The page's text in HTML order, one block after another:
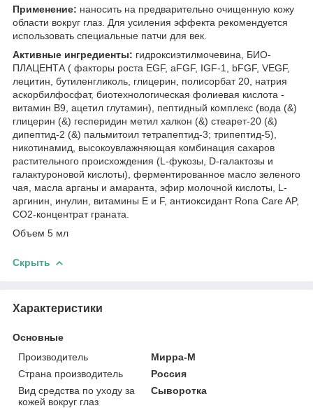
Применение: наносить на предварительно очищенную кожу
области вокруг глаз. Для усиления эффекта рекомендуется
использовать специальные патчи для век.
Активные ингредиенты: гидроксиэтилмочевина, БИО-
ПЛАЦЕНТА ( факторы роста EGF, aFGF, IGF-1, bFGF, VEGF,
лецитин, бутиленгликоль, глицерин, полисорбат 20, натрия
аскорбилфосфат, биотехнологическая фолиевая кислота -
витамин В9, ацетил глутамин), пептидный комплекс (вода (&)
глицерин (&) гесперидин метил халкон (&) стеарет-20 (&)
дипептид-2 (&) пальмитоил тетрапептид-3; трипептид-5),
никотинамид, высокоувлажняющая комбинация сахаров
растительного происхождения (L-фукозы, D-галактозы и
галактуроновой кислоты), ферментированное масло зеленого
чая, масла арганы и амаранта, эфир молочной кислоты, L-
аргинин, инулин, витамины Е и F, антиоксидант Rona Care AP,
СО2-концентрат граната.
Объем 5 мл
Скрыть
Характеристики
Основные
Производитель
Мирра-М
Страна производитель
Россия
Вид средства по уходу за
кожей вокруг глаз
Сыворотка